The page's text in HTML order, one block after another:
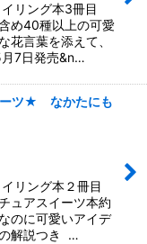
リング本3冊目
め40種以上の可愛
花言葉を添えて、
7日発売&n…
ーツ★ なかたにも
リング本２冊目
ュアスイーツ本約
のに可愛いアイデ
解説つき …